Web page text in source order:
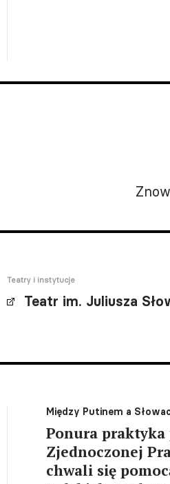
Teatry i instytucje
Teatr im. Juliusza
Między Putinem a
Ponura
Zjednoczonej
chwali się